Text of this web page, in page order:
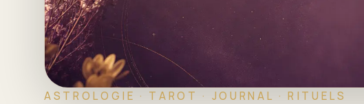
ASTROLOGIE · TAROT · JOURNAL · RITUELS